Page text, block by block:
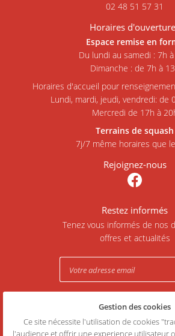
02 48 51 57 31
Horaires
Espace remise en
Du lundi au samedi : 7h
Dimanche : de 7h à
Horaires d'accueil pour
Lundi, mardi, jeudi, vendredi: de
Mercredi de 17h à
Terrains de squash
7j/7 même horaires que
Rejoignez-nous
Restez informés
Tenez vous informés de nos
offres et actualités
Mentions Légales
Conditions générales
Politique de
Gestion des cookies
Ce site nécessite l'utilisation de cookies
l'audience et offrir une experience utilisateur